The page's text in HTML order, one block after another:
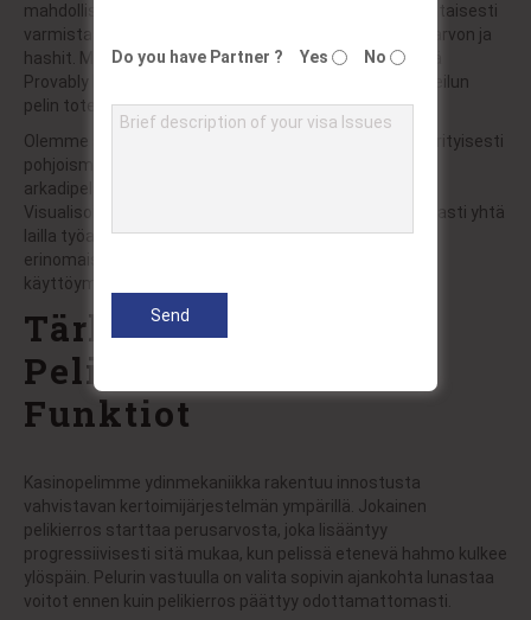
mahdolliseksi sen, joten kukin pelaaja kykenee omakohtaisesti
varmistaa peliemme oikeellisuuden tarkistamalla alkuarvon ja
hashit. Maailmanlaajuinen pelisektori on todennut, että
Provably Fair -tekniikka on nykyisin varmin tapa taata reilun
pelin toteutuminen sähköisessä kontekstissa.
Olemme saavuttaneet merkittävää suosikkiasemaa erityisesti
pohjoismaissa, kun
arkadipelaamisen moderniin kasinoelämykseen.
Visualisointimme on säädetty pelaamaan saumattomasti yhtä
lailla työasemilla kuin mobiililaitteilla, tuoden saman
erinomaisen elämyksen välittämättä käytetystä
käyttöympäristöstä.
Tärkeimmät
Pelimekaniikat ja
Funktiot
Kasinopelimme ydinmekaniikka rakentuu innostusta
vahvistavan kertoimijärjestelmän ympärillä. Jokainen
pelikierros starttaa perusarvosta, joka lisääntyy
progressiivisesti sitä mukaa, kun pelissä etenevä hahmo kulkee
ylöspäin. Pelurin vastuulla on valita sopivin ajankohta lunastaa
voitot ennen kuin pelikierros päättyy odottamattomasti.
Do you have Partner ? Yes No